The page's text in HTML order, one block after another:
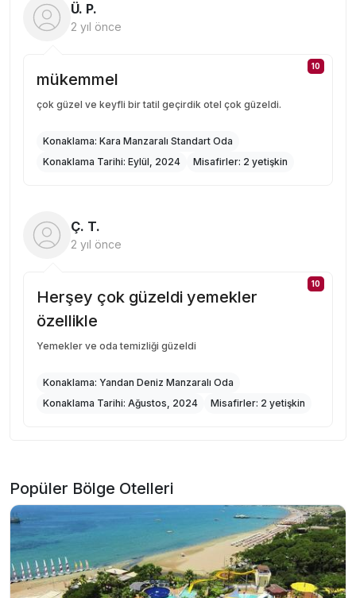
Ü. P.
2 yıl önce
10
mükemmel
çok güzel ve keyfli bir tatil geçirdik otel çok güzeldi.
Konaklama: Kara Manzaralı Standart Oda
Konaklama Tarihi: Eylül, 2024 Misafirler: 2 yetişkin
Ç. T.
2 yıl önce
10
Herşey çok güzeldi yemekler
özellikle
Yemekler ve oda temizliği güzeldi
Konaklama: Yandan Deniz Manzaralı Oda
Konaklama Tarihi: Ağustos, 2024 Misafirler: 2 yetişkin
Popüler Bölge Otelleri